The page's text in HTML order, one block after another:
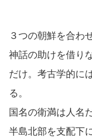
３つの朝鮮を合わ
神話の助けを借り
だけ。考古学的に
る。
国名の衛満は人名
半島北部を支配下